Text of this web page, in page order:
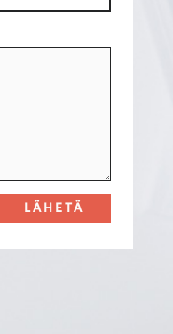
LÄHETÄ